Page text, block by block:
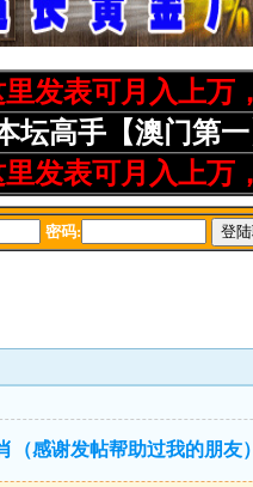
（感谢发帖帮助过我的朋友）